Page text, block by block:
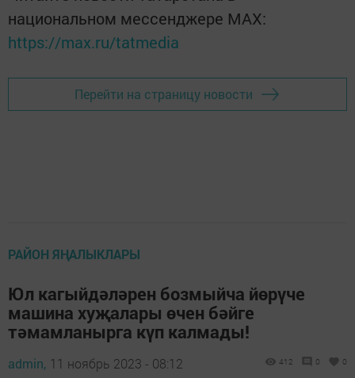
национальном мессенджере MАХ:
https://max.ru/tatmedia
Перейти на страницу новости
РАЙОН ЯҢАЛЫКЛАРЫ
Юл кагыйдәләрен бозмыйча йөрүче
машина хуҗалары өчен бәйге
тәмамланырга күп калмады!
admin, 11 ноябрь 2023 - 08:12 412 0 0